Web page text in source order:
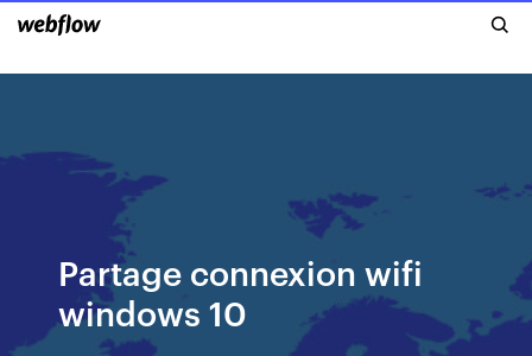
Partage connexion wifi
windows 10